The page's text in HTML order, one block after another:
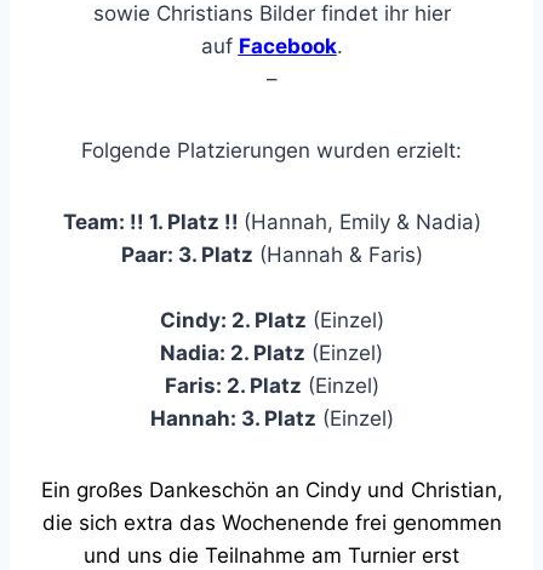
sowie Christians Bilder findet ihr hier
auf Facebook.
–
Folgende Platzierungen wurden erzielt:
Team: !! 1. Platz !! (Hannah, Emily & Nadia)
Paar: 3. Platz (Hannah & Faris)
Cindy: 2. Platz (Einzel)
Nadia: 2. Platz (Einzel)
Faris: 2. Platz (Einzel)
Hannah: 3. Platz (Einzel)
Ein großes Dankeschön an Cindy und Christian,
die sich extra das Wochenende frei genommen
und uns die Teilnahme am Turnier erst